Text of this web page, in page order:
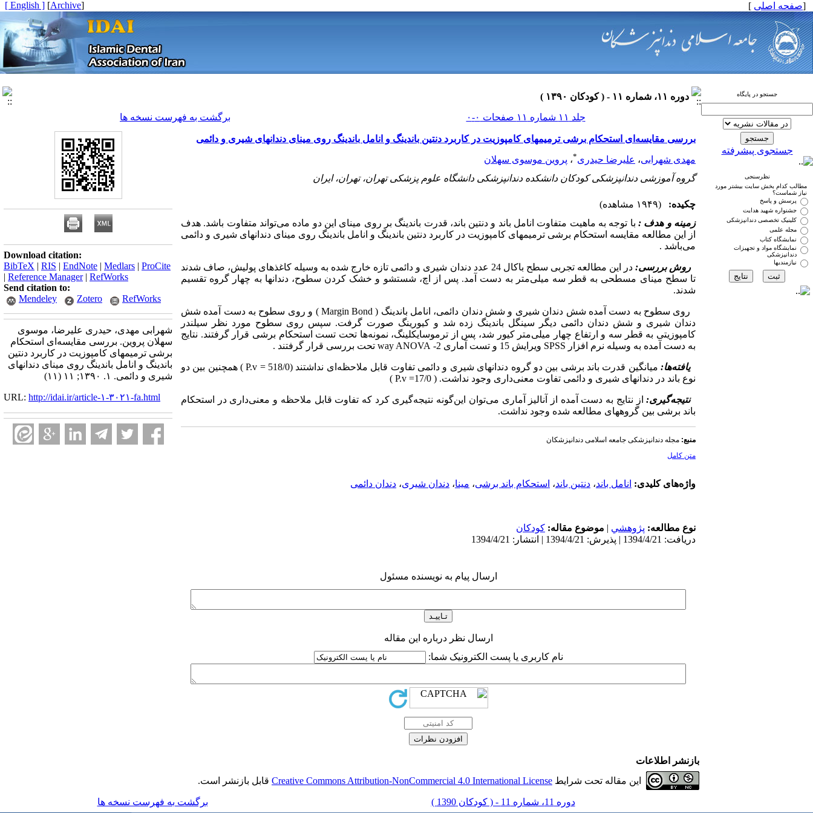
[صفحه اصلی ]
[
Archive
]
[ English ]
جستجو در پایگاه
جستجوی پیشرفته
نظرسنجی
مطالب کدام بخش سایت بیشتر مورد
نیاز شماست؟
پرسش و پاسخ
جشنواره شهید هدایت
کلینیک تخصصی دندانپزشکی
مجله علمی
نمایشگاه کتاب
نمایشگاه مواد و تجهیزات
دندانپزشکی
نیازمندیها
دوره ۱۱، شماره ۱۱ - ( کودکان ۱۳۹۰ )
جلد ۱۱ شماره ۱۱ صفحات ۰-۰
برگشت به فهرست نسخه ها
بررسی مقایسه‌ای استحکام برشی ترمیمهای کامپوزیت در کاربرد دنتین باندینگ و انامل باندینگ روی مینای دندانهای شیری و دائمی
مهدی شهرابی، علیرضا حیدری*، پروین موسوی سهلان
گروه آموزشی دندانپزشکی کودکان دانشکده دندانپزشکی دانشگاه علوم پزشکی تهران، تهران، ایران
چکیده:
(۱۹۴۹ مشاهده)
زمینه و هدف :با توجه به ماهیت متفاوت انامل باند و دنتین باند، قدرت باندینگ بر روی مینای این دو ماده می‌تواند متفاوت باشد. هدف
از این مطالعه مقایسه استحکام برشی ترمیمهای کامپوزیت در کاربرد دنتین باندینگ و انامل باندینگ روی مینای دندانهای شیری و دائمی
می‌باشد .
روش بررسی:
در این مطالعه تجربی سطح باکال 24 عدد دندان شیری و دائمی تازه خارج شده به وسیله کاغذهای پولیش، صاف شدند
تا سطح مینای مسطحی به قطر سه میلی‌متر به دست آمد. پس از اچ، شستشو و خشک کردن سطوح، دندانها به چهار گروه تقسیم
شدند.
روی سطوح به دست آمده شش دندان شیری و شش دندان دائمی، انامل باندینگ ( Margin Bond ) و روی سطوح به دست آمده شش
دندان شیری و شش دندان دائمی دیگر سینگل باندینگ زده شد و کیورینگ صورت گرفت. سپس روی سطوح مورد نظر سیلندر
کامپوزیتی به قطر سه و ارتفاع چهار میلی‌متر کیور شد، پس از ترموسایکلینگ، نمونه‌ها تحت تست استحکام برشی قرار گرفتند. نتایج
به دست آمده به وسیله نرم افزار SPSS ویرایش 15 و تست آماری 2- way ANOVA تحت بررسی قرار گرفتند .
یافته‌ها:
میانگین قدرت باند برشی بین دو گروه دندانهای شیری و دائمی تفاوت قابل ملاحظه‌ای نداشتند (518/0 = P.v ) همچنین بین دو
نوع باند در دندانهای شیری و دائمی تفاوت معنی‌داری وجود نداشت. ( 17/0= P.v )
نتیجه‌گیری: از نتایج به دست آمده از آنالیز آماری می‌توان این‌گونه نتیجه‌گیری کرد که تفاوت قابل ملاحظه و معنی‌داری در استحکام
باند برشی بین گروههای مطالعه شده وجود نداشت.
منبع: مجله دندانپزشکی جامعه اسلامی دندانپزشکان
متن کامل
واژه‌های کلیدی: انامل باند، دنتین باند، استحکام باند برشی، مینا، دندان شیری، دندان دائمی
نوع مطالعه: پژوهشي | موضوع مقاله: کودکان
دریافت: 1394/4/21 | پذیرش: 1394/4/21 | انتشار: 1394/4/21
ارسال پیام به نویسنده مسئول
ارسال نظر درباره این مقاله
نام کاربری یا پست الکترونیک شما:
Download citation:
BibTeX | RIS | EndNote | Medlars | ProCite
| Reference Manager| RefWorks
Send citation to:
Mendeley
Zotero RefWorks
شهرابی مهدی، حیدری علیرضا، موسوی
سهلان پروین. بررسی مقایسه‌ای استحکام
برشی ترمیمهای کامپوزیت در کاربرد دنتین
باندینگ و انامل باندینگ روی مینای دندانهای
شیری و دائمی. ۱. ۱۳۹۰; ۱۱ (۱۱)
URL: http://idai.ir/article-۱-۳۰۲۱-fa.html
بازنشر اطلاعات
این مقاله تحت شرایط Creative Commons Attribution-NonCommercial 4.0 International License قابل بازنشر است.
دوره 11، شماره 11 - ( کودکان 1390 ) برگشت به فهرست نسخه ها